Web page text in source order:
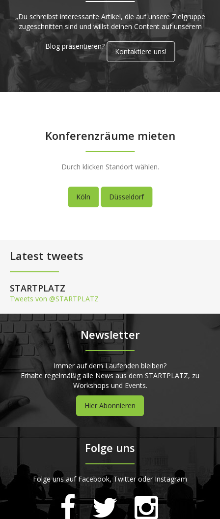
„Du schreibst interessante Artikel, die auf unsere Zielgruppe
zugeschnitten sind und willst deinen Content auf unserem
Blog präsentieren?
Kontaktiere uns!
Konferenzräume mieten
Durch klicken Standort wählen.
Köln Düsseldorf
Latest tweets
STARTPLATZ
Tweets von @STARTPLATZ
Newsletter
Immer auf dem Laufenden bleiben?
Erhalte regelmäßig alle News aus dem STARTPLATZ, zu
Workshops und Events.
Hier Abonnieren
Folge uns
Folge uns auf Facebook, Twitter oder Instagram